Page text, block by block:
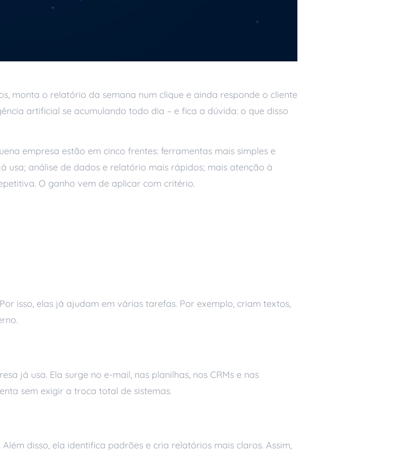
monta o relatório da semana num clique e ainda responde o cliente
artificial se acumulando todo dia – e fica a dúvida: o que disso
empresa estão em cinco frentes: ferramentas mais simples e
usa; análise de dados e relatório mais rápidos; mais atenção à
O ganho vem de aplicar com critério.
isso, elas já ajudam em várias tarefas. Por exemplo, criam textos,
já usa. Ela surge no e-mail, nas planilhas, nos CRMs e nas
sem exigir a troca total de sistemas.
disso, ela identifica padrões e cria relatórios mais claros. Assim,